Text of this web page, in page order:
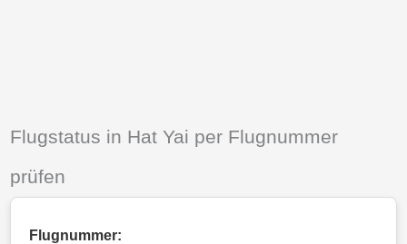
Flugstatus in Hat Yai per Flugnummer
prüfen
Flugnummer: